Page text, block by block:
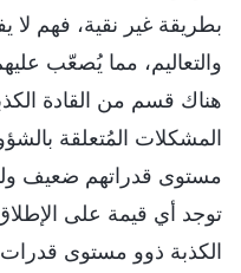
بطريقة غير نقية، فهم لا
والتعاليم، مما يُصعّب
هناك قسم من القادة
المشكلات المُتعلقة
مستوى قدراتهم ضعيف
توجد أي قيمة على
الكذبة ذوو مستوى